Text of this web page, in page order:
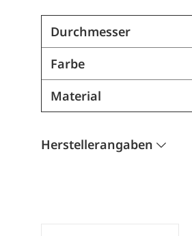
Durchmesser
Farbe
Material
Herstellerangaben